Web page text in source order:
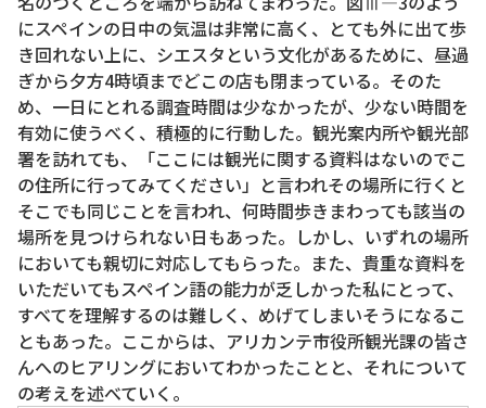
にスペインの日中の気温は非常に高く、とても外に出て歩
き回れない上に、シエスタという文化があるために、昼過
ぎから夕方4時頃までどこの店も閉まっている。そのた
め、一日にとれる調査時間は少なかったが、少ない時間を
有効に使うべく、積極的に行動した。観光案内所や観光部
署を訪れても、「ここには観光に関する資料はないのでこ
の住所に行ってみてください」と言われその場所に行くと
そこでも同じことを言われ、何時間歩きまわっても該当の
場所を見つけられない日もあった。しかし、いずれの場所
においても親切に対応してもらった。また、貴重な資料を
いただいてもスペイン語の能力が乏しかった私にとって、
すべてを理解するのは難しく、めげてしまいそうになるこ
ともあった。ここからは、アリカンテ市役所観光課の皆さ
んへのヒアリングにおいてわかったことと、それについて
の考えを述べていく。